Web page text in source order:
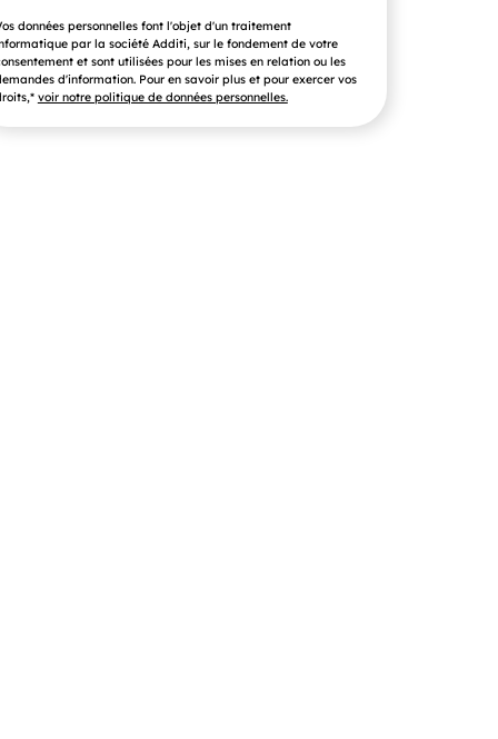
données personnelles font l'objet d'un traitement
par la société Additi, sur le fondement de votre
et sont utilisées pour les mises en relation ou les
d'information. Pour en savoir plus et pour exercer vos
voir notre politique de données personnelles.